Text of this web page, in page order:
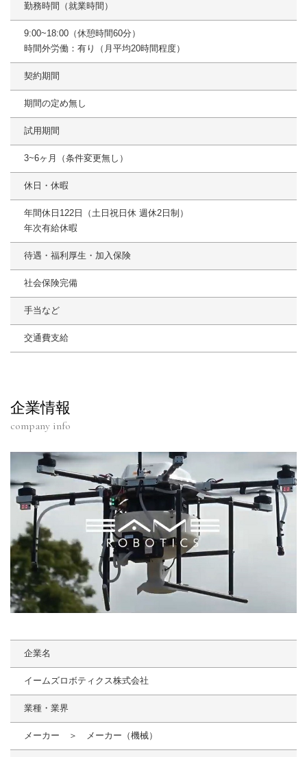
勤務時間（就業時間）
9:00~18:00（休憩時間60分）
時間外労働：有り（月平均20時間程度）
契約期間
期間の定め無し
試用期間
3~6ヶ月（条件変更無し）
休日・休暇
年間休日122日（土日祝日休 週休2日制）
年次有給休暇
待遇・福利厚生・加入保険
社会保険完備
手当など
交通費支給
企業情報
company info
企業名
イームズロボティクス株式会社
業種・業界
メーカー ＞ メーカー（機械）